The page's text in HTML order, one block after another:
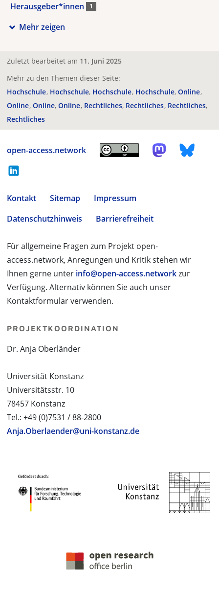
Herausgeber*innen 1
Mehr zeigen
Zuletzt bearbeitet am 11. Juni 2025
Mehr zu den Themen dieser Seite:
Hochschule Hochschule Hochschule Hochschule Online
Online Online Online Rechtliches Rechtliches Rechtliches
Rechtliches
open-access.network
Kontakt Sitemap
Impressum
Datenschutzhinweis
Barrierefreiheit
Für allgemeine Fragen zum Projekt open-
access.network, Anregungen und Kritik stehen wir
Ihnen gerne unter info@open-access.networkzur
Verfügung. Alternativ können Sie auch unser
Kontaktformular verwenden.
PROJEKTKOORDINATION
Dr. Anja Oberländer
Universität Konstanz
Universitätsstr. 10
78457 Konstanz
Tel.: +49 (0)7531 / 88-2800
Anja.Oberlaender@uni-konstanz.de